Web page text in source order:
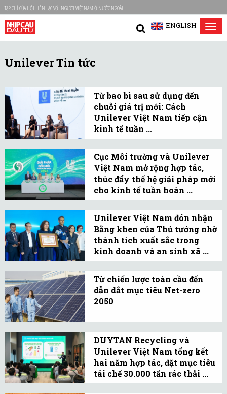
TẠP CHÍ CỦA HỘI LIÊN LẠC VỚI NGƯỜI VIỆT NAM Ở NƯỚC NGOÀI
ENGLISH
Unilever Tin tức
Từ bao bì sau sử dụng đến
chuỗi giá trị mới: Cách
Unilever Việt Nam tiếp cận
kinh tế tuần ...
Đổi mới sáng tạo luôn
được xem là "linh hồn"
trong mọi quyết sách của
doanh nghiệp.
Cục Môi trường và Unilever
Việt Nam mở rộng hợp tác,
thúc đẩy thế hệ giải pháp mới
cho kinh tế tuần hoàn ...
Sự kiện đánh dấu bước
mở rộng hợp tác công - tư
nhằm thúc đẩy kinh tế
tuần hoàn nhựa tại Việt
Nam, tiếp nối nền tảng
hợp tác từ năm 2020.
Unilever Việt Nam đón nhận
Bằng khen của Thủ tướng nhờ
thành tích xuất sắc trong
kinh doanh và an sinh xã ...
Công ty TNHH Quốc tế
Unilever Việt Nam vừa
vinh dự đón nhận Bằng
khen của Thủ tướng
Chính phủ cho những
đóng góp nổi bật giai
đoạn 2020-2025.
Từ chiến lược toàn cầu đến
dẫn dắt mục tiêu Net-zero
2050
ngày càng rõ nét, đòi hỏi
sự hợp tác đa phương và
gắn kết chặt chẽ giữa các
bên.
DUYTAN Recycling và
Unilever Việt Nam tổng kết
hai năm hợp tác, đặt mục tiêu
tái chế 30.000 tấn rác thải ...
Với những thành tựu